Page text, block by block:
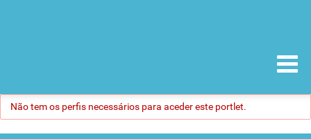
Não tem os perfis necessários para aceder este portlet.